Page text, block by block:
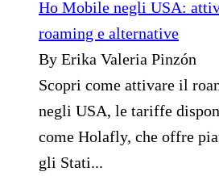
Ho Mobile negli USA:
roaming e alternative
By Erika Valeria Pinzón
Scopri come attivare il
negli USA, le tariffe
come Holafly, che offre
gli Stati...